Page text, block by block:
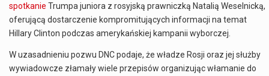
spotkanie Trumpa juniora z rosyjską prawniczką Natalią Weselnicką,
oferującą dostarczenie kompromitujących informacji na temat
Hillary Clinton podczas amerykańskiej kampanii wyborczej.
W uzasadnieniu pozwu DNC podaje, że władze Rosji oraz jej służby
wywiadowcze złamały wiele przepisów organizując włamanie do